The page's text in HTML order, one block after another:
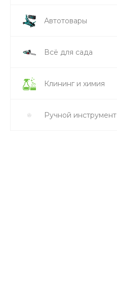
Автотовары
Всё для сада
Клининг и химия
Ручной инструмент